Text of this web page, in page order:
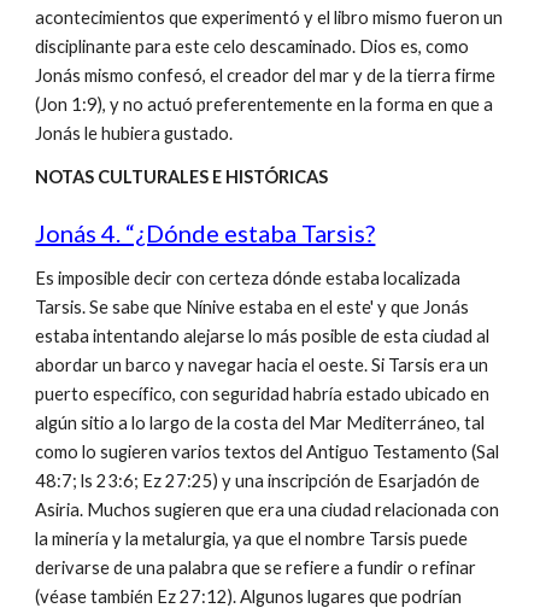
acontecimientos que experimentó y el libro mismo fueron un
disciplinante para este celo descaminado. Dios es, como
Jonás mismo confesó, el creador del mar y de la tierra firme
(Jon 1:9), y no actuó preferentemente en la forma en que a
Jonás le hubiera gustado.
NOTAS CULTURALES E HISTÓRICAS
Jonás 4. “¿Dónde estaba Tarsis?
Es imposible decir con certeza dónde estaba localizada
Tarsis. Se sabe que Nínive estaba en el este' y que Jonás
estaba intentando alejarse lo más posible de esta ciudad al
abordar un barco y navegar hacia el oeste. Si Tarsis era un
puerto específico, con seguridad habría estado ubicado en
algún sitio a lo largo de la costa del Mar Mediterráneo, tal
como lo sugieren varios textos del Antiguo Testamento (Sal
48:7; ls 23:6; Ez 27:25) y una inscripción de Esarjadón de
Asiria. Muchos sugieren que era una ciudad relacionada con
la minería y la metalurgia, ya que el nombre Tarsis puede
derivarse de una palabra que se refiere a fundir o refinar
(véase también Ez 27:12). Algunos lugares que podrían